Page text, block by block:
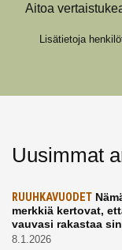
Aitoa
Lisätietoja
Uusimmat
RUUHKAVUODET
merkkiä kertovat,
vauvasi rakastaa
8.1.2026